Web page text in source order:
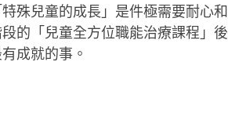
殊兒童的成長」是件極需要耐心
的「兒童全方位職能治療課程」
成就的事。